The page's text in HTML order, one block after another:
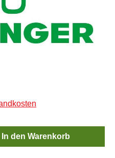
gewünschten
In den Warenkorb